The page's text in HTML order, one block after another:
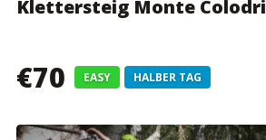
Klettersteig Monte Colodri
€70 EASY HALBER TAG